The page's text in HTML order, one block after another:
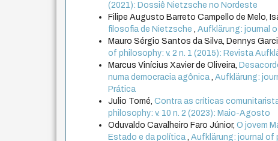
(2021): Dossiê Nietzsche no Nordeste
Filipe Augusto Barreto Campello de Melo,
filosofia de Nietzsche,Aufklärung: journal
Mauro Sérgio Santos da Silva, Dennys
of philosophy: v. 2 n. 1 (2015): Revista
Marcus Vinícius Xavier de Oliveira,
numa democracia agônica,Aufklärung:
Prática
Julio Tomé,Contra as críticas
philosophy: v. 10 n. 2 (2023): Maio-Agosto
Oduvaldo Cavalheiro Faro Júnior,O jovem
Estado e da política,Aufklärung: journal of